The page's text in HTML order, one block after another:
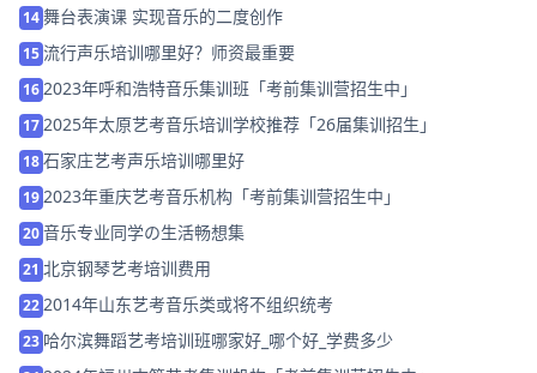
14舞台表演课 实现音乐的二度创作
15流行声乐培训哪里好？师资最重要
16 2023年呼和浩特音乐集训班「考前集训营招生中」
17 2025年太原艺考音乐培训学校推荐「26届集训招生」
18石家庄艺考声乐培训哪里好
19 2023年重庆艺考音乐机构「考前集训营招生中」
20音乐专业同学の生活畅想集
21 北京钢琴艺考培训费用
22 2014年山东艺考音乐类或将不组织统考
23 哈尔滨舞蹈艺考培训班哪家好_哪个好_学费多少